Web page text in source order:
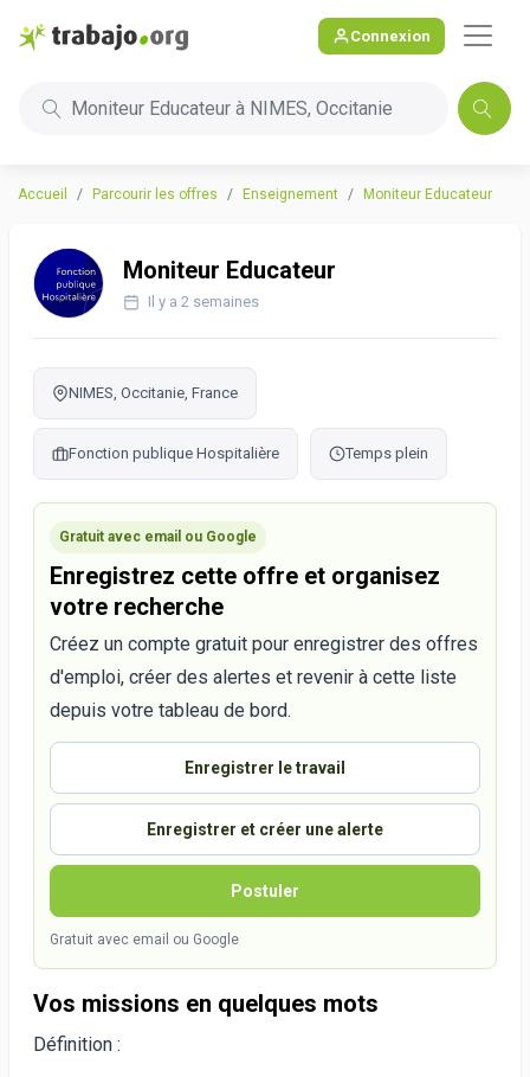
Connexion
Moniteur Educateur à NIMES, Occitanie
Accueil Parcourir les offres Enseignement Moniteur Educateur
Moniteur Educateur
Il y a 2 semaines
NIMES, Occitanie, France
Fonction publique Hospitalière Temps plein
Gratuit avec email ou Google
Enregistrez cette offre et organisez
votre recherche
Créez un compte gratuit pour enregistrer des offres
d'emploi, créer des alertes et revenir à cette liste
depuis votre tableau de bord.
Enregistrer le travail
Enregistrer et créer une alerte
Postuler
Gratuit avec email ou Google
Vos missions en quelques mots
Définition :